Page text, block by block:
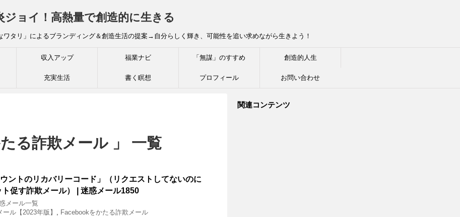
ョイ！高熱量で創造的に生きる
タリ」によるブランディング＆創造生活の提案→自分らしく輝き、可能性を追い求めながら生きよう！
収入アップ 福業ナビ 「無謀」のすすめ 創造的人生
充実生活 書く瞑想 プロフィール お問い合わせ
る詐欺メール 」 一覧
ントのリカバリーコード」（リクエストしてないのに
促す詐欺メール） | 迷惑メール1850
メール一覧
ール【2023年版】 , Facebookをかたる詐欺メール
関連コンテンツ